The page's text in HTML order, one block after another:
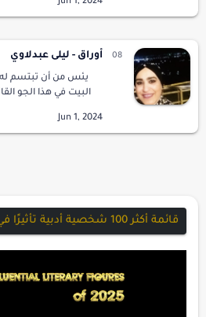
دروب دروب أزقة
…
أوراق - ليلى عبدلاوي
يئس من أن تبتسم له
البيت في هذا الجو
لعن حظه وهو يتذكر
قائمة أكثر 100 شخصية أدبية تأثيرًا في عام 2025